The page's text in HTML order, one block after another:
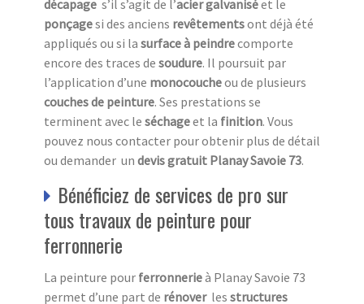
décapage s’il s’agit de l’acier galvaniséet le
ponçagesi des anciens revêtementsont déjà été
appliqués ou si la surface à peindrecomporte
encore des traces de soudure. Il poursuit par
l’application d’une monocoucheou de plusieurs
couches de peinture. Ses prestations se
terminent avec le séchageet la finition. Vous
pouvez nous contacter pour obtenir plus de détail
ou demander un devis gratuit Planay Savoie 73.
Bénéficiez de services de pro sur
tous travaux de peinture pour
ferronnerie
La peinture pour ferronnerieà Planay Savoie 73
permet d’une part de rénover les structures